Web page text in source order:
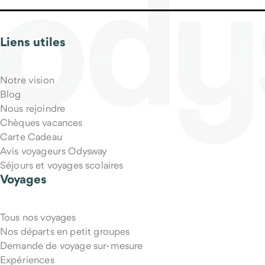
Qu'est-ce qui est inclus dans le prix du voyage ?
Puis-je annuler mon voyage si mes projets changent ?
Liens utiles
Notre vision
Blog
Nous rejoindre
Chèques vacances
Carte Cadeau
Avis voyageurs Odysway
Séjours et voyages scolaires
Voyages
Tous nos voyages
Nos départs en petit groupes
Demande de voyage sur-mesure
Expériences